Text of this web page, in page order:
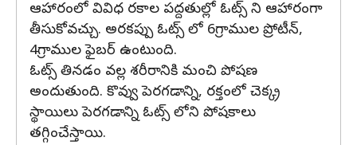
ఆహారంలో వివిధ రకాల పద్దతుల్లో ఓట్స్ ని ఆహారంగా
తీసుకోవచ్చు. అరకప్పు ఓట్స్ లో 6గ్రాముల ప్రోటీన్,
4గ్రాముల ఫైబర్ ఉంటుంది.
ఓట్స్ తినడం వల్ల శరీరానికి మంచి పోషణ
అందుతుంది. కొవ్వు పెరగడాన్ని, రక్తంలో చెక్క్ర
స్థాయిలు పెరగడాన్ని ఓట్స్ లోని పోషకాలు
తగ్గించేస్తాయి.